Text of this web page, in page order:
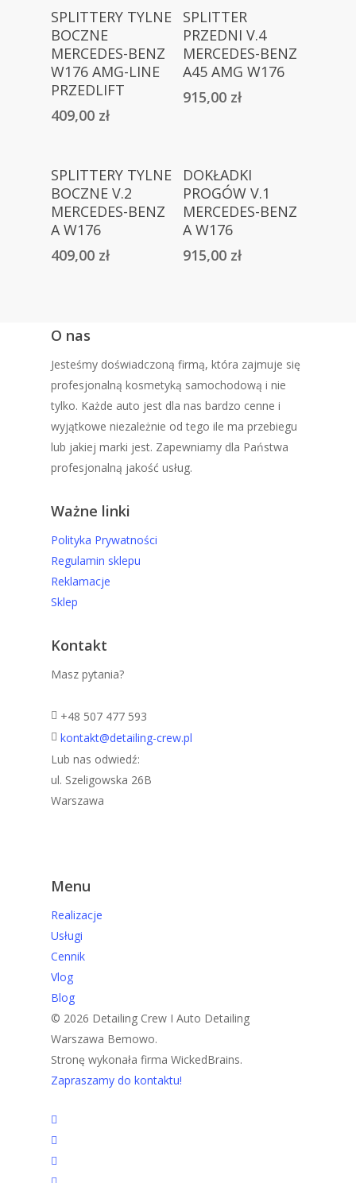
Dowiedz Się
Więcej
SPLITTERY TYLNE
BOCZNE
MERCEDES-BENZ
W176 AMG-LINE
PRZEDLIFT
409,00 zł
Dowiedz Się
Więcej
SPLITTER
PRZEDNI V.4
MERCEDES-BENZ
A45 AMG W176
915,00 zł
Dowiedz Się
Więcej
SPLITTERY TYLNE
BOCZNE V.2
MERCEDES-BENZ
A W176
409,00 zł
Dowiedz Się
Więcej
DOKŁADKI
PROGÓW V.1
MERCEDES-BENZ
A W176
915,00 zł
O nas
Jesteśmy doświadczoną firmą, która zajmuje się
profesjonalną kosmetyką samochodową i nie
tylko. Każde auto jest dla nas bardzo cenne i
wyjątkowe niezależnie od tego ile ma przebiegu
lub jakiej marki jest. Zapewniamy dla Państwa
profesjonalną jakość usług.
Ważne linki
Polityka Prywatności
Regulamin sklepu
Reklamacje
Sklep
Kontakt
Masz pytania?
+48 507 477 593
kontakt@detailing-crew.pl
Lub nas odwiedź:
ul. Szeligowska 26B
Warszawa
Menu
Realizacje
Usługi
Cennik
Vlog
Blog
© 2026 Detailing Crew I Auto Detailing
Warszawa Bemowo.
Stronę wykonała firma WickedBrains.
Zapraszamy do kontaktu!
facebook
youtube
google-